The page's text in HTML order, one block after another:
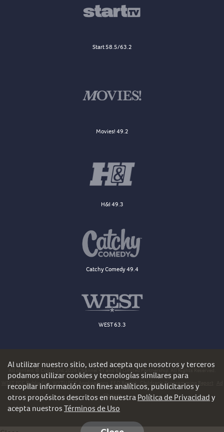
Start 58.5/63.2
Movies! 49.2
H&I 49.3
Catchy Comedy 49.4
WEST 63.3
All content © Copyright 2026 Channel 41 and 63 Limited Partnership. All Rights Reserved.
WDJT FCC Public File
WYTU FCC Applications EEO Report Children's Programming Report
Choices
Al utilizar nuestro sitio, usted acepta que nosotros y terceros
podamos utilizar cookies y tecnologías similares para
recopilar información con fines analíticos, publicitarios y
otros propósitos descritos en nuestraPolítica de Privacidady
acepta nuestrosTérminos de Uso